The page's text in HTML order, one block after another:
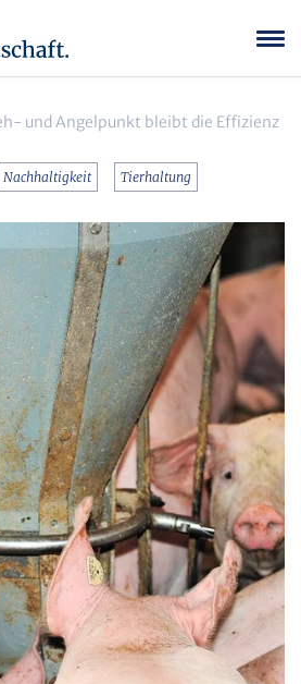
und Angelpunkt bleibt die Effizienz
Nachhaltigkeit Tierhaltung